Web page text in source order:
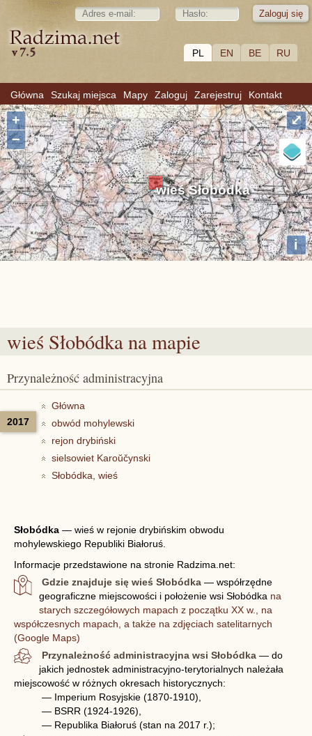
PL EN BE RU
Główna Szukaj miejsca Mapy Zaloguj Zarejestruj Kontakt
wieś Słobódka
+
−
i
⤢
wieś Słobódkana mapie
Przynależność administracyjna
2017
Główna
obwód mohylewski
rejon drybiński
sielsowiet Karoŭčynski
Słobódka, wieś
Słobódka — wieś w rejonie drybińskim obwodu
mohylewskiego Republiki Białoruś.
Informacje przedstawione na stronie Radzima.net:
Gdzie znajduje się wieś Słobódka — współrzędne
geograficzne miejscowości i położenie wsi Słobódka na
starych szczegółowych mapach z początku XX w., na
współczesnych mapach, a także na zdjęciach satelitarnych
(Google Maps)
Przynależność administracyjna wsi Słobódka — do
jakich jednostek administracyjno-terytorialnych należała
miejscowość w różnych okresach historycznych:
— Imperium Rosyjskie (1870-1910),
— BSRR (1924-1926),
— Republika Białoruś (stan na 2017 r.);